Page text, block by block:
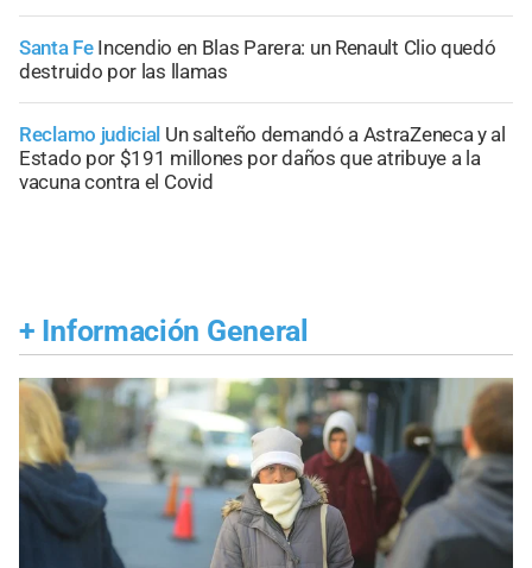
Santa Fe Incendio en Blas Parera: un Renault Clio quedó
destruido por las llamas
Reclamo judicial Un salteño demandó a AstraZeneca y al
Estado por $191 millones por daños que atribuye a la
vacuna contra el Covid
+ Información General